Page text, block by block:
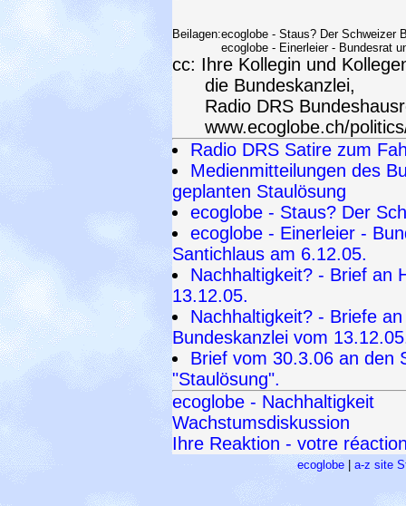
Beilagen:ecoglobe - Staus? Der Schweizer
ecoglobe - Einerleier - Bundesrat
cc: Ihre Kollegin und
die Bundeskanzlei,
Radio DRS
www.ecoglobe.ch/
Radio DRS Satire zum
Medienmitteilungen des
geplanten Staulösung
ecoglobe - Staus? Der
ecoglobe - Einerleier -
Santichlaus am 6.12.05.
Nachhaltigkeit? - Brief an
13.12.05.
Nachhaltigkeit? - Briefe
Bundeskanzlei vom
Brief vom 30.3.06 an den
"Staulösung".
ecoglobe - Nachhaltigkeit
Wachstumsdiskussion
Ihre Reaktion - votre
ecoglobe a-z site